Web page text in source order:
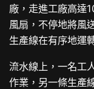
廠，走進工廠高達
風扇，不停地將風
生產線在有序地運
流水線上，一名工
作業，另一條生產